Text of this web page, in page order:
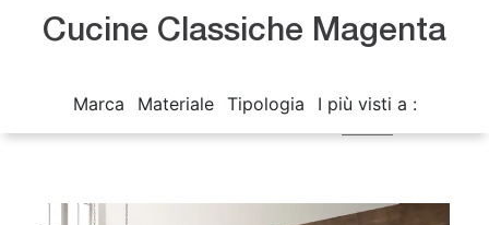
Cucine Classiche Magenta
Marca Materiale Tipologia I più visti a :